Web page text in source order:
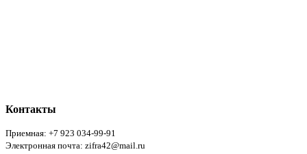
Контакты
Приемная: +7 923 034-99-91
Электронная почта: zifra42@mail.ru